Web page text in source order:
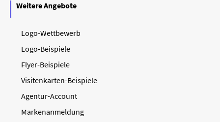
Weitere Angebote
Logo-Wettbewerb
Logo-Beispiele
Flyer-Beispiele
Visitenkarten-Beispiele
Agentur-Account
Markenanmeldung